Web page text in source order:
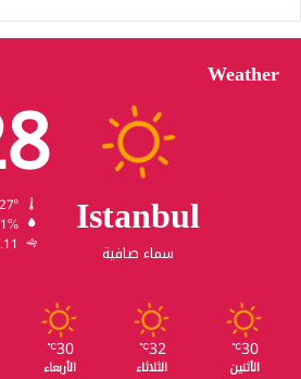
Weather
Istanbul
سماء صافية
6.11
30
℃
الأثنين
32
℃
الثلاثاء
30
℃
الأربعاء